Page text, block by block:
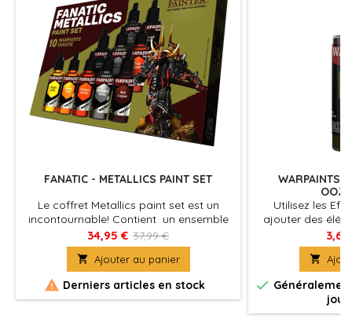
FANATIC - METALLICS PAINT SET
Le coffret Metallics paint set est un
incontournable! Contient un ensemble
de 10 pots les plus recommandés de la
gamme "Warpaint Fanatic Mettalic"
pour répondre à tous vos besoins
utilisent la formulation Al-crylic exclusive
de The Army Painter intégrant
un mélange spécialisé de pigment
34,95 € 37,99 €
 Ajouter au panier
 Derniers articles en stock
WARPAINTS
Utilisez les
ajouter des
rouille réaliste,
lentille, une
simple lueur à
puissante ou
3,67

